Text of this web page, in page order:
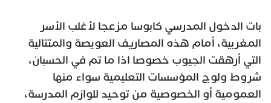
بات الدخول المدرسي كابوسا مزعجا لأغلب الأسر
المغربية، أمام هذه المصاريف العويصة والمتتالية
التي أرهقت الجيوب خصوصا اذا ما تم في الحسبان،
شروط ولوج المؤسسات التعليمية سواء منها
العمومية أو الخصوصية من توحيد للوازم المدرسة،